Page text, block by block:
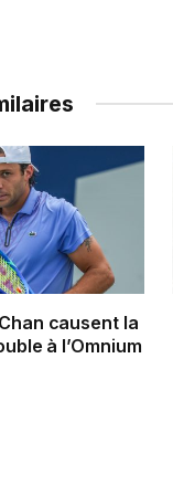
causent la
à l’Omnium